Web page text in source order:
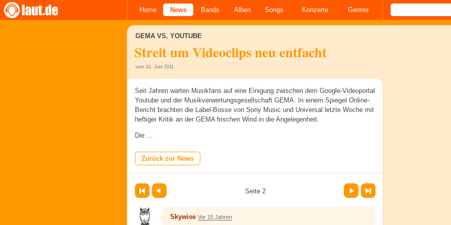
Home News Bands Alben Songs Konzerte Genres
GEMA VS. YOUTUBE
Streit um Videoclips neu entfacht
vom 21. Juni 2011
Seit Jahren warten Musikfans auf eine Einigung zwischen dem Google-Videoportal
Youtube und der Musikverwertungsgesellschaft GEMA. In einem Spiegel Online-
Bericht brachten die Label-Bosse von Sony Music und Universal letzte Woche mit
heftiger Kritik an der GEMA frischen Wind in die Angelegenheit.
Die …
Zurück zur News
Seite 2
Vor Letzte Seite
Skywise Vor 15 Jahren